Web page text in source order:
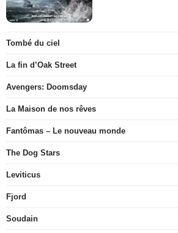
Tombé du ciel
La fin d’Oak Street
Avengers: Doomsday
La Maison de nos rêves
Fantômas – Le nouveau monde
The Dog Stars
Leviticus
Fjord
Soudain